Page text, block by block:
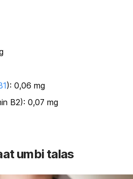
): 0,06 mg
B2): 0,07 mg
umbi talas